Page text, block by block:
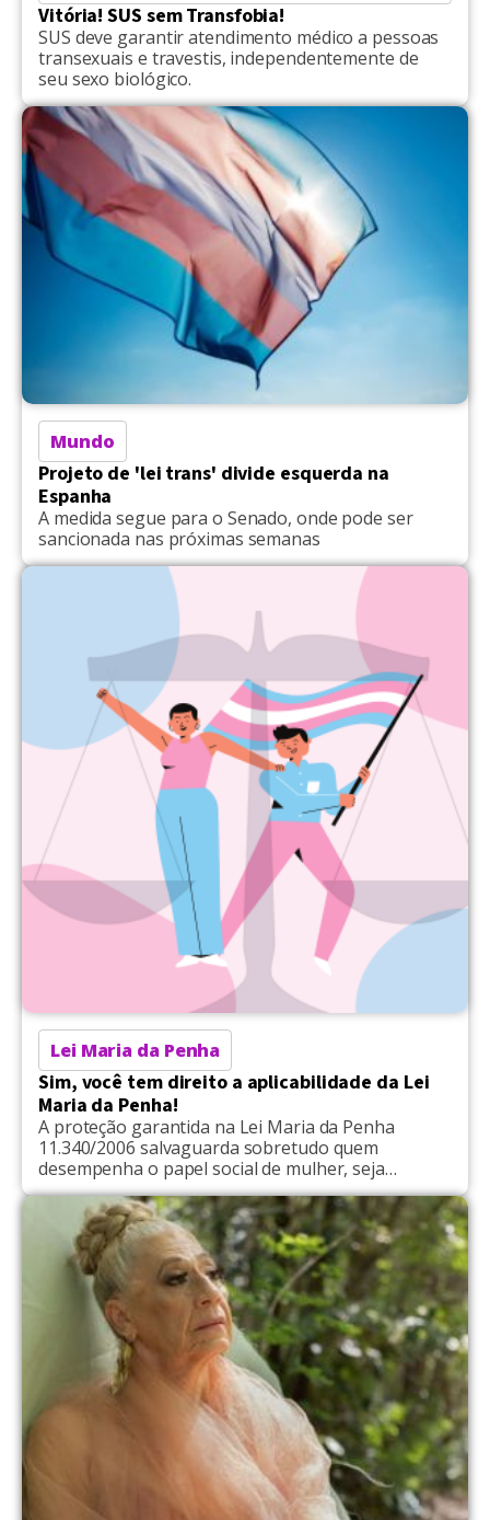
Vitória! SUS sem Transfobia!
SUS deve garantir atendimento médico a pessoas
transexuais e travestis, independentemente de
seu sexo biológico.
Mundo
Projeto de 'lei trans' divide esquerda na
Espanha
A medida segue para o Senado, onde pode ser
sancionada nas próximas semanas
Lei Maria da Penha
Sim, você tem direito a aplicabilidade da Lei
Maria da Penha!
A proteção garantida na Lei Maria da Penha
11.340/2006 salvaguarda sobretudo quem
desempenha o papel social de mulher, seja
transgênero, biológica, transexual ou
homossexual.